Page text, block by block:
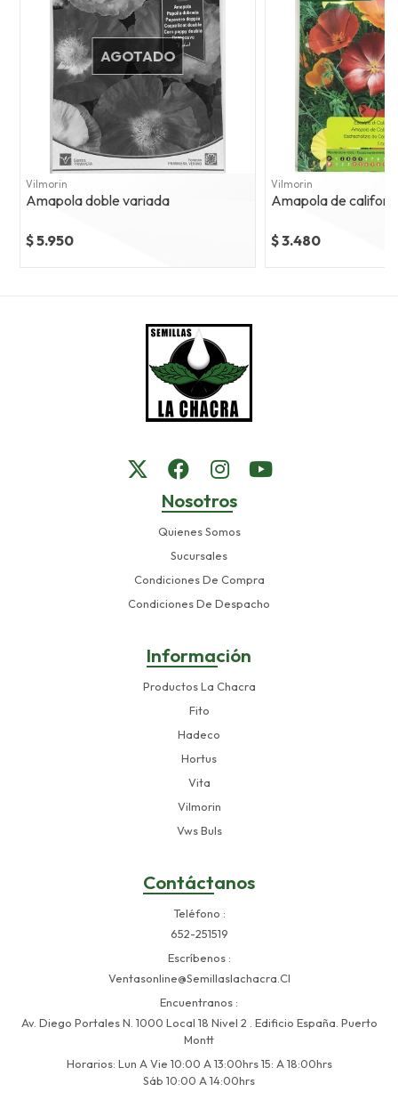
AGOTADO
Vilmorin
Amapola doble variada
$ 5.950
Vilmorin
Amapola de
$ 3.480
Nosotros
Quienes Somos
Sucursales
Condiciones De Compra
Condiciones De Despacho
Información
Productos La Chacra
Fito
Hadeco
Hortus
Vita
Vilmorin
Vws Buls
Contáctanos
Teléfono
652-251519
Escríbenos
Ventasonline@semillaslachacra.cl
Encuentranos
Av. Diego Portales N. 1000 Local 18 Nivel 2 . Edificio España. Puerto
Montt
Horarios: Lun A Vie 10:00 A 13:00hrs 15: A 18:00hrs
Sáb 10:00 A 14:00hrs